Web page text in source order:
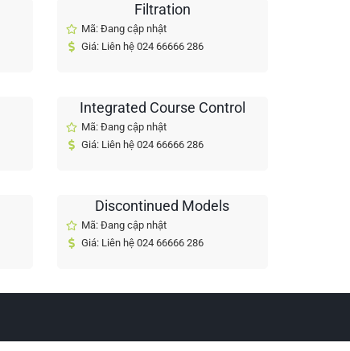
Filtration
Mã: Đang cập nhật
Giá: Liên hệ 024 66666 286
Integrated Course Control
Mã: Đang cập nhật
Giá: Liên hệ 024 66666 286
Discontinued Models
Mã: Đang cập nhật
Giá: Liên hệ 024 66666 286